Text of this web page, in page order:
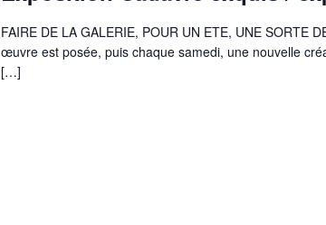
FAIRE DE LA GALERIE, POUR UN ETE, UNE SORTE
œuvre est posée, puis chaque samedi, une nouvelle
[…]